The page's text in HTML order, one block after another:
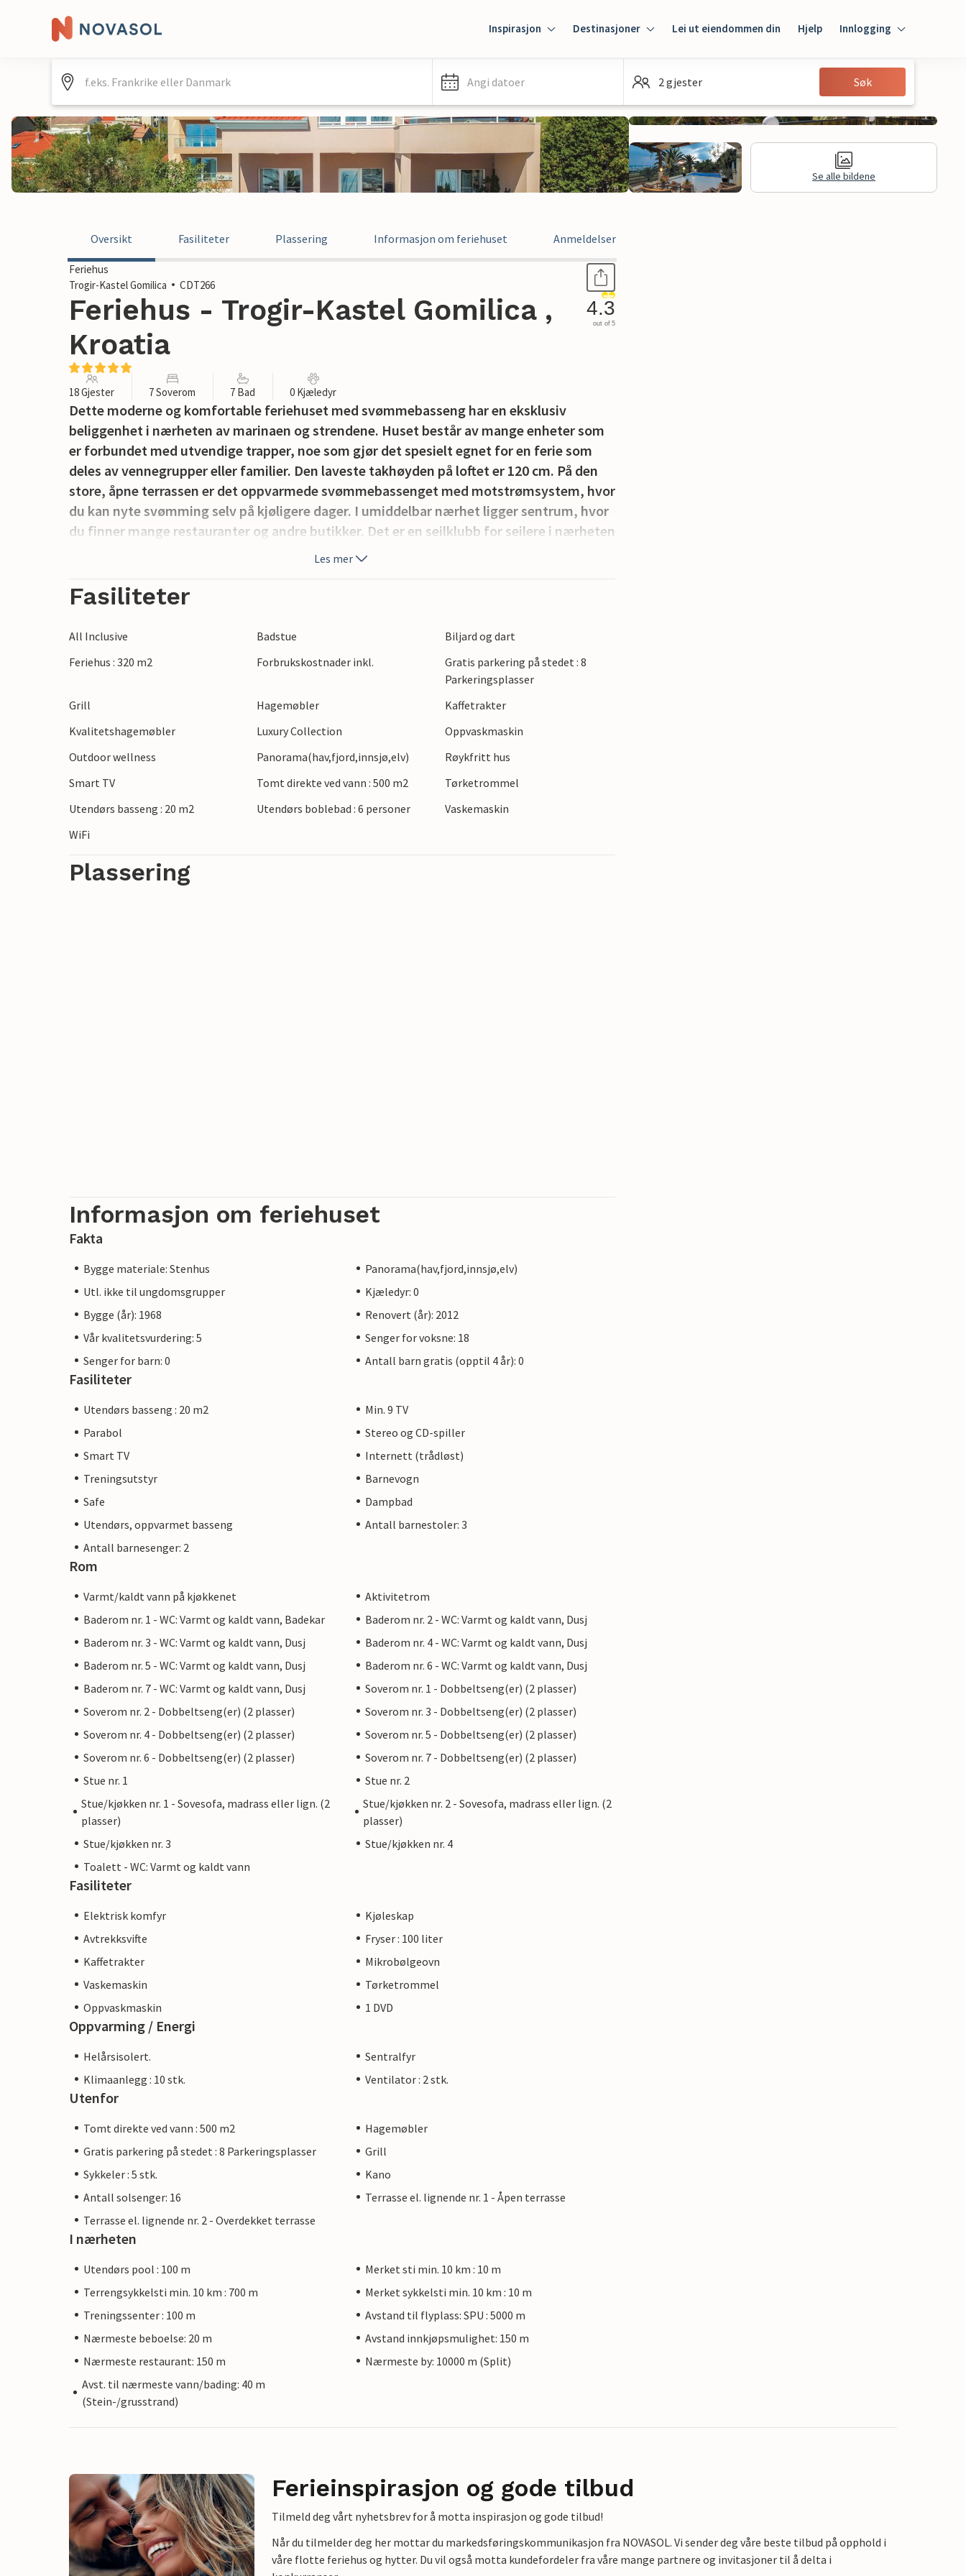
Inspirasjon Destinasjoner Lei ut eiendommen din Hjelp Innlogging
Innlogging
Gjest
Angi datoer 2 gjester Søk
Se alle bildene
Oversikt Fasiliteter Plassering Informasjon om feriehuset Anmeldelser
Feriehus
Trogir-Kastel Gomilica
CDT266
Feriehus - Trogir-Kastel Gomilica ,
Kroatia
4.3
out of 5
18 Gjester 7 Soverom 7 Bad 0 Kjæledyr
Dette moderne og komfortable feriehuset med svømmebasseng har en eksklusiv
beliggenhet i nærheten av marinaen og strendene. Huset består av mange enheter som
er forbundet med utvendige trapper, noe som gjør det spesielt egnet for en ferie som
deles av vennegrupper eller familier. Den laveste takhøyden på loftet er 120 cm. På den
store, åpne terrassen er det oppvarmede svømmebassenget med motstrømsystem, hvor
du kan nyte svømming selv på kjøligere dager. I umiddelbar nærhet ligger sentrum, hvor
du finner mange restauranter og andre butikker. Det er en seilklubb for seilere i nærheten
av huset. I byene Trogir og Split vil ønskene til selv de mest krevende bli oppfylt, blant
bruk sammen med CDF972 og CDF075. Frokost med ekstra betaling kan ordnes på stedet
Les mer
Fasiliteter
All Inclusive Badstue
Biljard og dart
Feriehus : 320 m2
Forbrukskostnader inkl.
Gratis parkering på stedet : 8
Parkeringsplasser
Grill
Hagemøbler
Kaffetrakter
Kvalitetshagemøbler
Luxury Collection
Oppvaskmaskin
Outdoor wellness
Panorama(hav,fjord,innsjø,elv)
Røykfritt hus
Smart TV
Tomt direkte ved vann : 500 m2
Tørketrommel
Utendørs basseng : 20 m2
Utendørs boblebad : 6 personer
Vaskemaskin
WiFi
Plassering
Informasjon om feriehuset
Fakta
Bygge materiale: Stenhus
Panorama(hav,fjord,innsjø,elv)
Utl. ikke til ungdomsgrupper
Kjæledyr: 0
Bygge (år): 1968
Renovert (år): 2012
Vår kvalitetsvurdering: 5
Senger for voksne: 18
Senger for barn: 0
Antall barn gratis (opptil 4 år): 0
Fasiliteter
Utendørs basseng : 20 m2
Min. 9 TV
Parabol
Stereo og CD-spiller
Smart TV
Internett (trådløst)
Treningsutstyr
Barnevogn
Safe
Dampbad
Utendørs, oppvarmet basseng
Antall barnestoler: 3
Antall barnesenger: 2
Rom
Varmt/kaldt vann på kjøkkenet
Aktivitetrom
Baderom nr. 1 - WC: Varmt og kaldt vann, Badekar
Baderom nr. 2 - WC: Varmt og kaldt vann, Dusj
Baderom nr. 3 - WC: Varmt og kaldt vann, Dusj
Baderom nr. 4 - WC: Varmt og kaldt vann, Dusj
Baderom nr. 5 - WC: Varmt og kaldt vann, Dusj
Baderom nr. 6 - WC: Varmt og kaldt vann, Dusj
Baderom nr. 7 - WC: Varmt og kaldt vann, Dusj
Soverom nr. 1 - Dobbeltseng(er) (2 plasser)
Soverom nr. 2 - Dobbeltseng(er) (2 plasser)
Soverom nr. 3 - Dobbeltseng(er) (2 plasser)
Soverom nr. 4 - Dobbeltseng(er) (2 plasser)
Soverom nr. 5 - Dobbeltseng(er) (2 plasser)
Soverom nr. 6 - Dobbeltseng(er) (2 plasser)
Soverom nr. 7 - Dobbeltseng(er) (2 plasser)
Stue nr. 1
Stue nr. 2
Stue/kjøkken nr. 1 - Sovesofa, madrass eller lign. (2
plasser)
Stue/kjøkken nr. 2 - Sovesofa, madrass eller lign. (2
plasser)
Stue/kjøkken nr. 3
Stue/kjøkken nr. 4
Toalett - WC: Varmt og kaldt vann
Fasiliteter
Elektrisk komfyr
Kjøleskap
Avtrekksvifte
Fryser : 100 liter
Kaffetrakter
Mikrobølgeovn
Vaskemaskin
Tørketrommel
Oppvaskmaskin
1 DVD
Oppvarming / Energi
Helårsisolert.
Sentralfyr
Klimaanlegg : 10 stk.
Ventilator : 2 stk.
Utenfor
Tomt direkte ved vann : 500 m2
Hagemøbler
Gratis parkering på stedet : 8 Parkeringsplasser
Grill
Sykkeler : 5 stk.
Kano
Antall solsenger: 16
Terrasse el. lignende nr. 1 - Åpen terrasse
Terrasse el. lignende nr. 2 - Overdekket terrasse
I nærheten
Utendørs pool : 100 m
Merket sti min. 10 km : 10 m
Terrengsykkelsti min. 10 km : 700 m
Merket sykkelsti min. 10 km : 10 m
Treningssenter : 100 m
Avstand til flyplass: SPU : 5000 m
Nærmeste beboelse: 20 m
Avstand innkjøpsmulighet: 150 m
Nærmeste restaurant: 150 m
Nærmeste by: 10000 m (Split)
Avst. til nærmeste vann/bading: 40 m
(Stein-/grusstrand)
Ferieinspirasjon og gode tilbud
Tilmeld deg vårt nyhetsbrev for å motta inspirasjon og gode tilbud!
Når du tilmelder deg her mottar du markedsføringskommunikasjon fra NOVASOL. Vi sender deg våre beste tilbud på opphold i
våre flotte feriehus og hytter. Du vil også motta kundefordeler fra våre mange partnere og invitasjoner til å delta i